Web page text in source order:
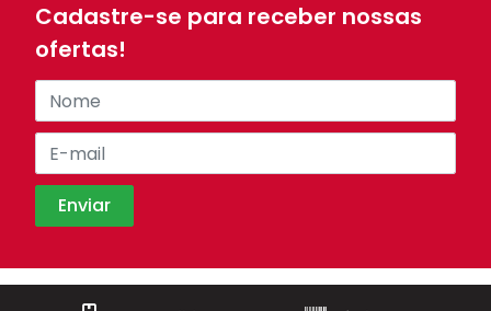
Cadastre-se para receber nossas
ofertas!